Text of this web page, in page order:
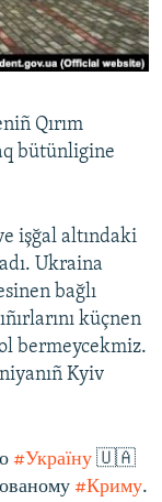
Qırım
bütünligine
işğal altındaki
Ukraina
bağlı
küçnen
bermeycekmiz.
Kyiv
#Україну 🇺🇦
#Криму.